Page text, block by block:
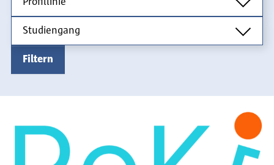
Studiengang
Studiengang
Filtern